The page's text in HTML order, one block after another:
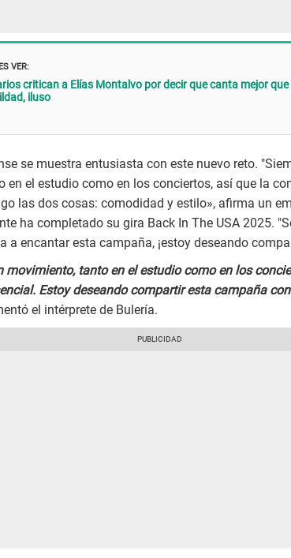
VER:
critican a Elías Montalvo por decir que canta mejor que
iluso
se muestra entusiasta con este nuevo reto.
en el estudio como en los conciertos, así que la
las dos cosas: comodidad y estilo», afirma un
ha completado su gira Back In The USA 2025.
a encantar esta campaña, ¡estoy deseando
movimiento, tanto en el estudio como en los
Estoy deseando compartir esta campaña
el intérprete de Bulería.